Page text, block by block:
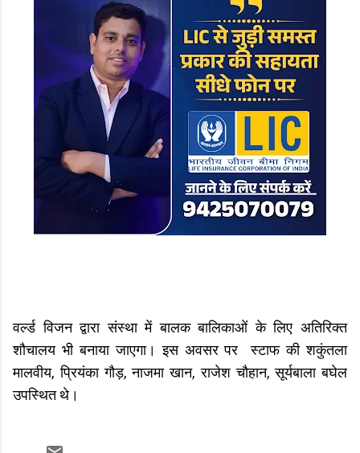
वर्ल्ड विजन द्वारा संस्था में बालक बालिकाओं के लिए अतिरिक्त
शौचालय भी बनाया जाएगा। इस अवसर पर स्टाफ की शकुंतला
मालवीय, प्रियंका गौड़, नाजमा खान, राजेश चौहान, सूर्यबाला बघेल
उपस्थित थे।